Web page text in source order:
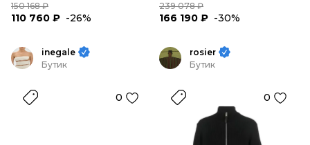
150 168 ₽
110 760 ₽ -26%
239 078 ₽
166 190 ₽ -30%
inegale
Бутик
0
rosier
Бутик
0